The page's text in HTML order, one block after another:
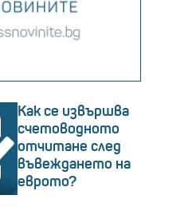
Как се извършва
счетоводното
отчитане след
въвеждането на
еврото?